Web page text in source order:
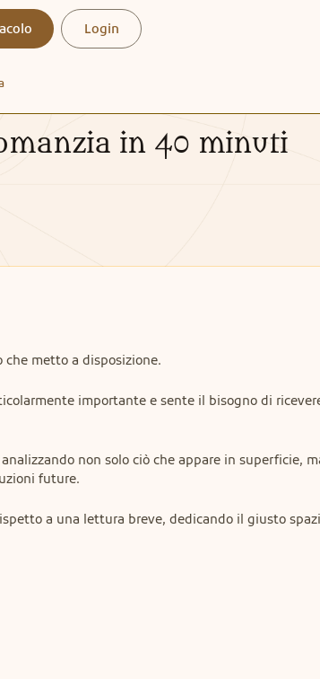
Login
in 40 minuti
metto a disposizione.
importante e sente il bisogno di
non solo ciò che appare in superficie,
future.
a una lettura breve, dedicando il giusto